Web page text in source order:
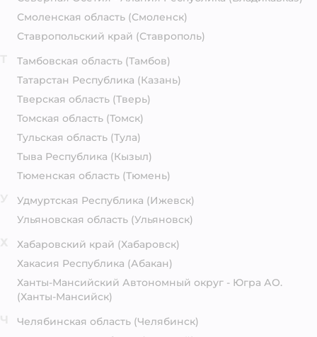
Смоленская область (Смоленск)
Ставропольский край (Ставрополь)
Тамбовская область (Тамбов)
Татарстан Республика (Казань)
Тверская область (Тверь)
Томская область (Томск)
Тульская область (Тула)
Тыва Республика (Кызыл)
Тюменская область (Тюмень)
Удмуртская Республика (Ижевск)
Ульяновская область (Ульяновск)
Хабаровский край (Хабаровск)
Хакасия Республика (Абакан)
Ханты-Мансийский Автономный округ - Югра АО.
(Ханты-Мансийск)
Челябинская область (Челябинск)